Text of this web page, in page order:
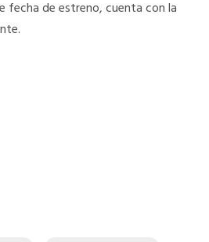
fecha de estreno, cuenta con la